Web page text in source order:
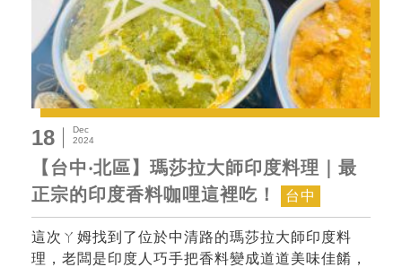
18
Dec
2024
【台中‧北區】瑪莎拉大師印度料理｜最
正宗的印度香料咖哩這裡吃！
台中
這次ㄚ姆找到了位於中清路的瑪莎拉大師印度料
理，老闆是印度人巧手把香料變成道道美味佳餚，